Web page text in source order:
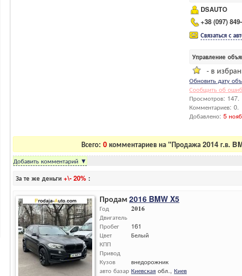
DSAUTO
+38 (097)
Связаться с
Управление
- в
Обновить дату
Сообщить об
Просмотров: 147.
Комментариев: 0.
Добавлено: 5
Всего: 0 комментариев на "Продажа 2014 г.в.
Добавить комментарий ▼
За те же деньги +\- 20% :
Продам2016 BMW X5
Год
Двигатель
Пробег
Цвет
КПП
Привод
Кузов
авто базар
2016
161
Белый
внедорожник
Киевская обл., Киев